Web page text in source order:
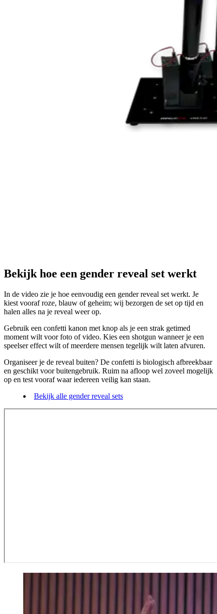
Bekijk hoe een gender reveal set werkt
In de video zie je hoe eenvoudig een gender reveal set werkt. Je
kiest vooraf roze, blauw of geheim; wij bezorgen de set op tijd en
halen alles na je reveal weer op.
Gebruik een confetti kanon met knop als je een strak getimed
moment wilt voor foto of video. Kies een shotgun wanneer je een
speelser effect wilt of meerdere mensen tegelijk wilt laten afvuren.
Organiseer je de reveal buiten? De confetti is biologisch afbreekbaar
en geschikt voor buitengebruik. Ruim na afloop wel zoveel mogelijk
op en test vooraf waar iedereen veilig kan staan.
Bekijk alle gender reveal sets